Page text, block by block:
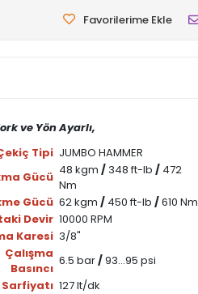
Favorilerime Ekle
ve Yön Ayarlı,
Tipi JUMBO HAMMER
Gücü 48 kgm /348 ft-lb / 472
Nm
Gücü 62 kgm / 450 ft-lb /610 Nm
Devir 10000 RPM
Karesi 3/8"
Çalışma
Basıncı
6.5 bar/93...95 psi
127 lt/dk